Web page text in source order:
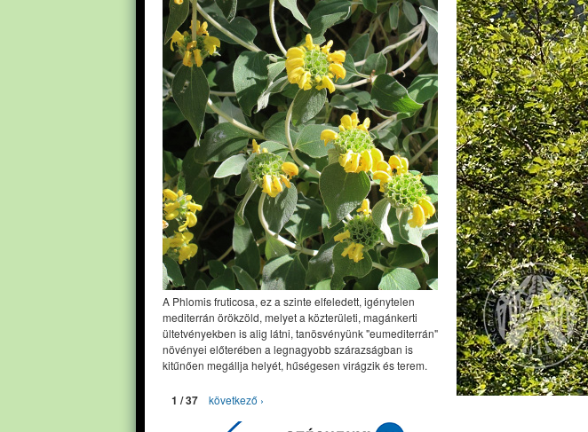
A Phlomis fruticosa, ez a szinte elfeledett, igénytelen
mediterrán örökzöld, melyet a közterületi, magánkerti
ültetvényekben is alig látni, tanösvényünk "eumediterrán"
növényei előterében a legnagyobb szárazságban is
kitűnően megállja helyét, hűségesen virágzik és terem.
1 / 37 következő ›